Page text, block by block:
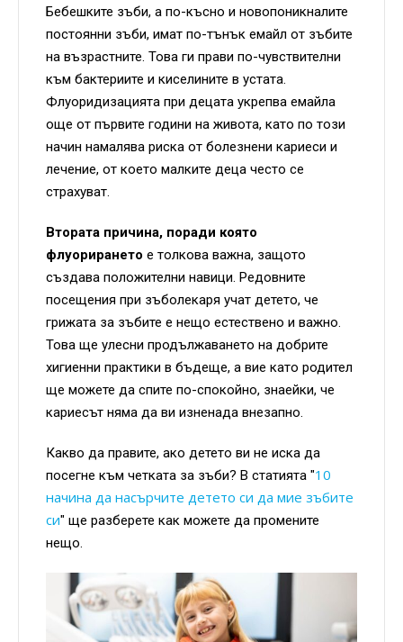
Бебешките зъби, а по-късно и новопоникналите
постоянни зъби, имат по-тънък емайл от зъбите
на възрастните. Това ги прави по-чувствителни
към бактериите и киселините в устата.
Флуоридизацията при децата укрепва емайла
още от първите години на живота, като по този
начин намалява риска от болезнени кариеси и
лечение, от което малките деца често се
страхуват.
Втората причина, поради която
флуорирането е толкова важна, защото
създава положителни навици. Редовните
посещения при зъболекаря учат детето, че
грижата за зъбите е нещо естествено и важно.
Това ще улесни продължаването на добрите
хигиенни практики в бъдеще, а вие като родител
ще можете да спите по-спокойно, знаейки, че
кариесът няма да ви изненада внезапно.
Какво да правите, ако детето ви не иска да
посегне към четката за зъби? В статията "10
начина да насърчите детето си да мие зъбите
си" ще разберете как можете да промените
нещо.